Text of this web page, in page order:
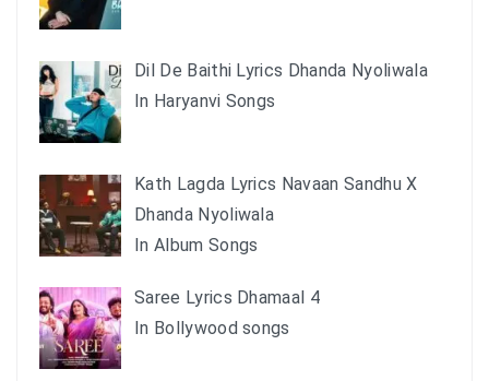
Dil De Baithi Lyrics Dhanda Nyoliwala
In Haryanvi Songs
Kath Lagda Lyrics Navaan Sandhu X
Dhanda Nyoliwala
In Album Songs
Saree Lyrics Dhamaal 4
In Bollywood songs